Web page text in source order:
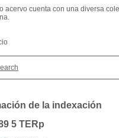
de la indexación
5 TERp
acervo cuenta con una diversa